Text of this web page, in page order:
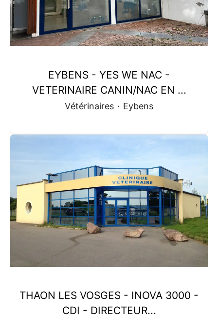
EYBENS - YES WE NAC -
VETERINAIRE CANIN/NAC EN ...
Vétérinaires · Eybens
THAON LES VOSGES - INOVA 3000 -
CDI - DIRECTEUR...